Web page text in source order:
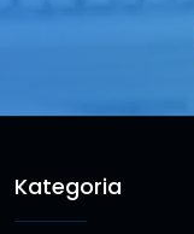
Kategoria